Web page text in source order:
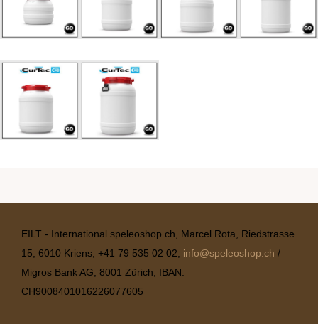
EILT - International speleoshop.ch, Marcel Rota, Riedstrasse
15, 6010 Kriens, +41 79 535 02 02, info@speleoshop.ch /
Migros Bank AG, 8001 Zürich, IBAN:
CH9008401016226077605